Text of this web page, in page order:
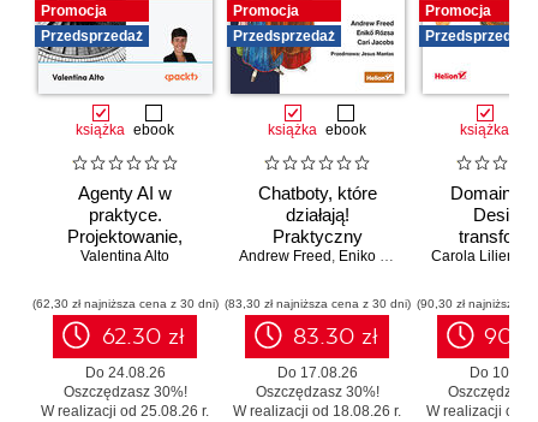
Promocja
Przedsprzedaż
książka ebook
Agenty AI w
praktyce.
Projektowanie,
wdrażanie i
autonomicznych
systemów
Valentina Alto
(62,30 zł najniższa cena z 30 dni)
62.30 zł
Do 24.08.26
Oszczędzasz 30%!
W realizacji od 25.08.26 r.
Promocja
Przedsprzedaż
książka ebook
Chatboty, które
działają!
Praktyczny
przewodnik po
sztucznej
inteligencji
Andrew Freed , Eniko Rozsa Cari Jacobs
(83,30 zł najniższa cena z 30 dni)
83.30 zł
Do 17.08.26
Oszczędzasz 30%!
W realizacji od 18.08.26 r.
Promocja
Przedsprzedaż
książka
Domain-
Design
legacy
zbędnego
Carola Lilienthal
(90,30 zł najniższa
Do
Oszczędzasz
W realizacji od